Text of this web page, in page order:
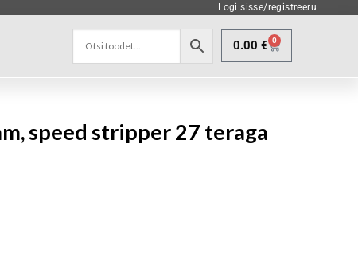
Logi sisse/registreeru
0.00 € 0
speed stripper 27 teraga